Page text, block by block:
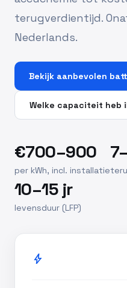
terugverdientijd.
Nederlands.
Bekijk aanbevolen
Welke capaciteit heb
€700–900
per kWh, incl. installatie
10–15 jr
levensduur (LFP)
bolt